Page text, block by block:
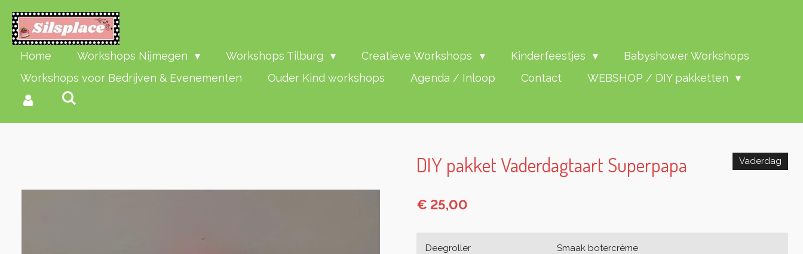
Ga
direct
naar
Home Workshops Nijmegen Workshops Tilburg Creatieve Workshops Kinderfeestjes
Babyshower Workshops
Workshops voor Bedrijven & Evenementen
Ouder Kind workshops Agenda / Inloop Contact WEBSHOP / DIY pakketten
DIY pakket Vaderdagtaart Superpapa Vaderdag
€ 25,00
Deegroller Smaak botercrème